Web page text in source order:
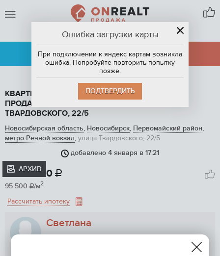
НОВОСИБИРСК
АРЕНДА
ПРОДАЖА
КВАРТИРА СТУДИЯ, 22 М2, ЭТАЖ 12 / 17, НА
ПРОДАЖУ В НОВОСИБИРСКЕ, УЛИЦА
ТВАРДОВСКОГО, 22/5
Новосибирская область, Новосибирск, Первомайский район,
метро Речной вокзал, улица Твардовского, 22/5
добавлено 4 января в 17:21
АРХИВ
1 / 9
2 100 000 
95 500 /м2
Рассчитать ипотеку
Светлана
Ошибка загрузки карты
При подключении к яндекс картам возникла
ошибка. Попробуйте повторить попытку
позже.
ПОДТВЕРДИТЬ